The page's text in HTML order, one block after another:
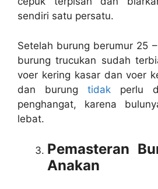
sendiri satu persatu.
Setelah burung berumur 25
burung trucukan sudah
voer kering kasar dan voer
dan burung tidak perlu
penghangat, karena
lebat.
Pemasteran
Anakan